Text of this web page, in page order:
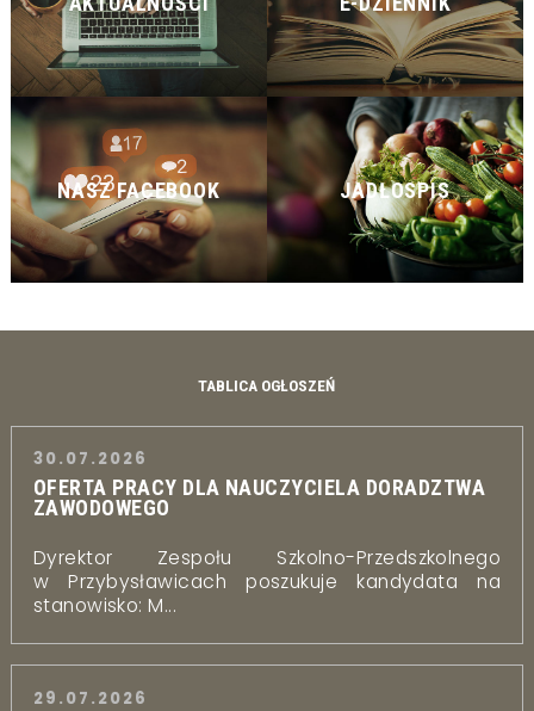
NASZ FACEBOOK JADŁOSPIS
TABLICA OGŁOSZEŃ
30.07.2026
OFERTA PRACY DLA NAUCZYCIELA DORADZTWA
ZAWODOWEGO
Dyrektor Zespołu Szkolno-Przedszkolnego
w Przybysławicach poszukuje kandydata na
stanowisko: M...
29.07.2026